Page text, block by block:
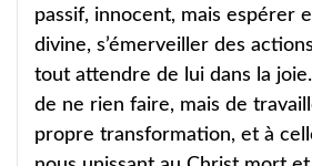
passif, innocent, mais espérer
divine, s’émerveiller des
tout attendre de lui dans la joie.
de ne rien faire, mais de
propre transformation, et à